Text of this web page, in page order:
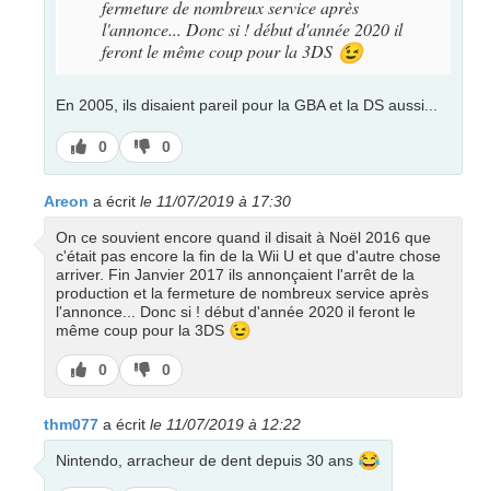
fermeture de nombreux service après
l'annonce... Donc si ! début d'année 2020 il
feront le même coup pour la 3DS 😉
En 2005, ils disaient pareil pour la GBA et la DS aussi...
J’aime
0
J’aime
pas
0
Areon a écrit le 11/07/2019 à 17:30
On ce souvient encore quand il disait à Noël 2016 que
c'était pas encore la fin de la Wii U et que d'autre chose
arriver. Fin Janvier 2017 ils annonçaient l'arrêt de la
production et la fermeture de nombreux service après
l'annonce... Donc si ! début d'année 2020 il feront le
même coup pour la 3DS 😉
J’aime
0
J’aime
pas
0
thm077 a écrit le 11/07/2019 à 12:22
Nintendo, arracheur de dent depuis 30 ans 😂